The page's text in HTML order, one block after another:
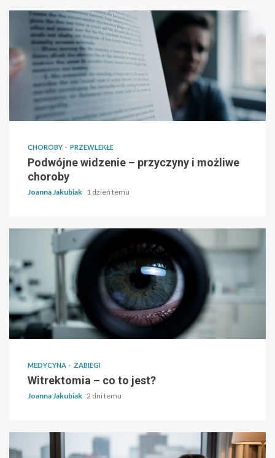
CHOROBY PRZEWLEKŁE
Podwójne widzenie – przyczyny i możliwe
choroby
Joanna Jakubiak 1 dzień temu
MEDYCYNA ZABIEGI
Witrektomia – co to jest?
Joanna Jakubiak 2 dni temu